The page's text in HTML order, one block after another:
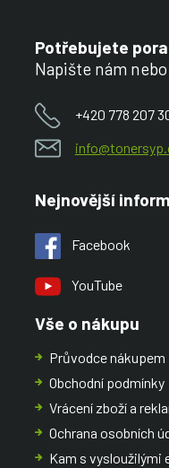
Potřebujete
Napište nám
+420 778 207
Nejnovější
Facebook
YouTube
Vše o nákupu
Průvodce nákupem
Obchodní podmínky
Vrácení zboží a
Ochrana osobních
Kam s vysloužilými